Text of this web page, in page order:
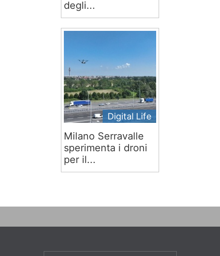
degli...
Digital Life
Milano Serravalle
sperimenta i droni
per il...